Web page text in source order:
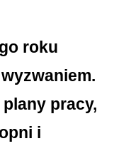
roku
plany pracy,
i